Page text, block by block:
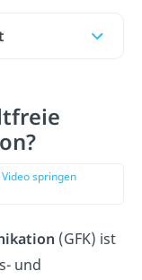
Video springen
(GFK) ist
und